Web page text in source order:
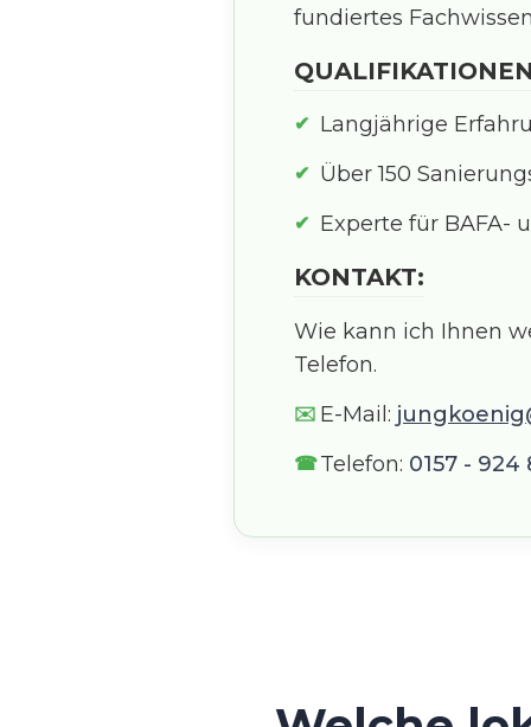
fundiertes
Langjährige
Über 150
Experte für BAFA-
KONTAKT:
Wie kann ich Ihnen
Telefon.
E-Mail:
Telefon: 0157 - 924